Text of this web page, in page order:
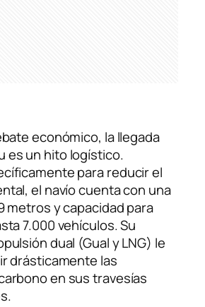
económico, la llegada
es un hito logístico.
para reducir el
el navío cuenta con una
metros y capacidad para
7.000 vehículos. Su
dual (Gual y LNG) le
drásticamente las
en sus travesías